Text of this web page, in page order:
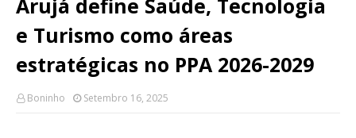
Arujá define Saúde, Tecnologia
e Turismo como áreas
estratégicas no PPA 2026-2029
Boninho Setembro 16, 2025